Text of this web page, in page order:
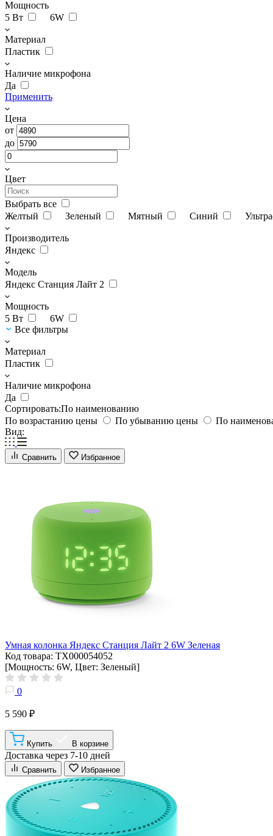
Мощность
5 Вт
6W
Материал
Пластик
Наличие микрофона
Да
Применить
Цена
от
до
Цвет
Выбрать все
Желтый
Зеленый Мятный Синий
Производитель
Яндекс
Модель
Яндекс Станция Лайт 2
Мощность
5 Вт
6W
Все фильтры
Материал
Пластик
Наличие микрофона
Да
Сортировать:По наименованию
По возрастанию цены
По убыванию цены
По
Вид:
Сравнить Избранное
Умная колонка Яндекс Станция Лайт 2 6W Зеленая
Код товара: ТХ000054052
[Мощность: 6W, Цвет: Зеленый]
0
5 590 ₽
Купить В корзине
Доставка через 7-10 дней
Сравнить Избранное